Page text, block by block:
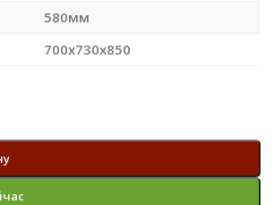
580мм
700х730х850